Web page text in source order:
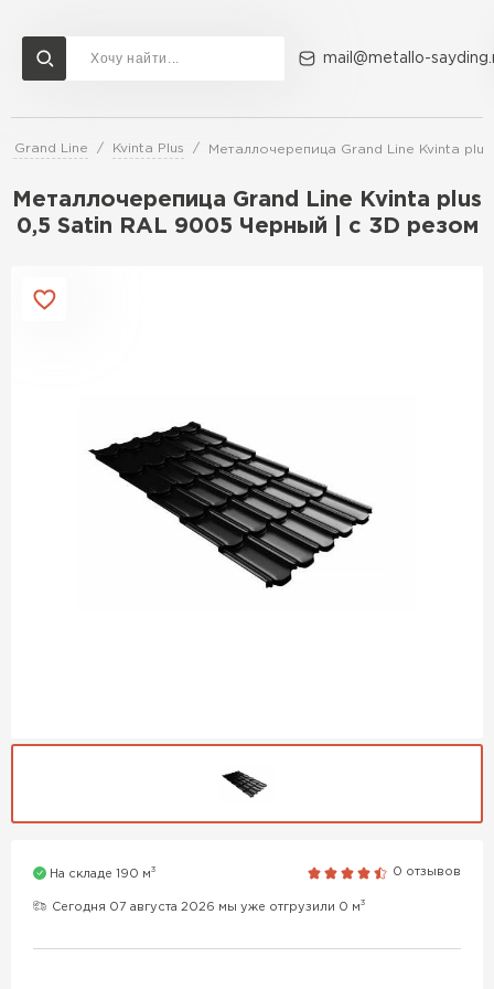
mail@metallo-
Grand Line Kvinta Plus Металлочерепица Grand Line Kvinta
Металлочерепица Grand Line Kvinta plus
0,5 Satin RAL 9005 Черный | c 3D резом
На складе 190 м3 0 отзывов
Сегодня 07 августа 2026 мы уже отгрузили 0 м3
Доставка и оплата Акции О компании Контакты
Перейти в каталог